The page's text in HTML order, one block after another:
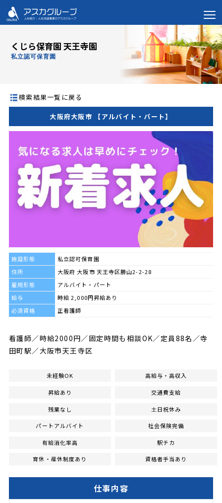
くじら保育園 天王寺園
私立認可保育園
検索結果一覧に戻る
大阪府大阪市 【アルバイト・パート】
施設形態
私立認可保育園
住所
大阪府 大阪市 天王寺区勝山2-2-28
雇用形態
アルバイト・パート
給与
時給 2,000円昇給あり
必須資格
正看護師
看護師／時給2000円／固定時間も相談OK／定員88名／寺
田町駅／大阪市天王寺区
未経験OK 高給与・高収入
昇給あり 交通費支給
残業なし 土日祝休み
パートアルバイト 社会保険完備
有給消化率高 駅チカ
育休・産休制度あり 資格者手当あり
仕事内容